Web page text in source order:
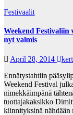
Festivaalit
Weekend Festivaliin
nyt valmis
April 28, 2014
Ennätystahtiin
Weekend Festival
nimekkäimpänä
tuottajakaksikko
kiinnityksinä